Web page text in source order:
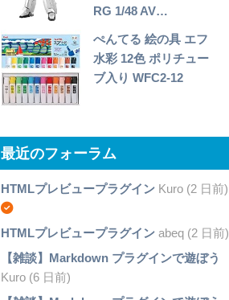
RG 1/48 AV…
ぺんてる 絵の具 エフ
水彩 12色 ポリチュー
ブ入り WFC2-12
最近のフォーラム
HTMLプレビュープラグインKuro (2 日前)
HTMLプレビュープラグインabeq (2 日前)
【雑談】Markdown プラグインで遊ぼう
Kuro (6 日前)